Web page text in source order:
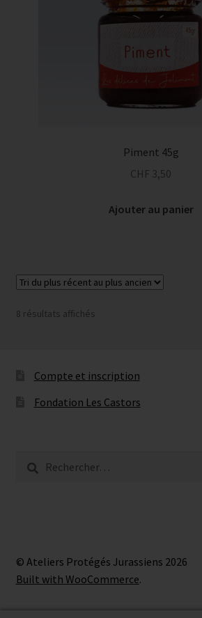
Piment 45g
CHF 3,50
Ajouter au panier
8 résultats affichésTrié
au
ancien
Compte et inscription
Fondation Les Castors
© Ateliers Protégés Jurassiens 2026
Built with WooCommerce.